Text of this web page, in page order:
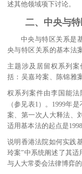
述其他领域项下讨论。
二、中央与
中央与特区关系是
央与特区关系的基本法
主题涉及居留权系列
括：吴嘉玲案、陈锦雅
权系列案件由李国能
（参见表1 ）。 1999年是
案、第一次人大释法、
适用基本法的起点是
说明香港法院如何实践
玲案”中系统阐述了其
与人大常委会法律博弈的